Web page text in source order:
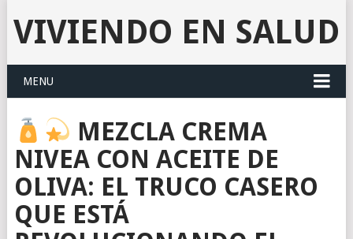
VIVIENDO EN SALUD
MENU
MEZCLA CREMA
NIVEA CON ACEITE DE
OLIVA: EL TRUCO CASERO
QUE ESTÁ